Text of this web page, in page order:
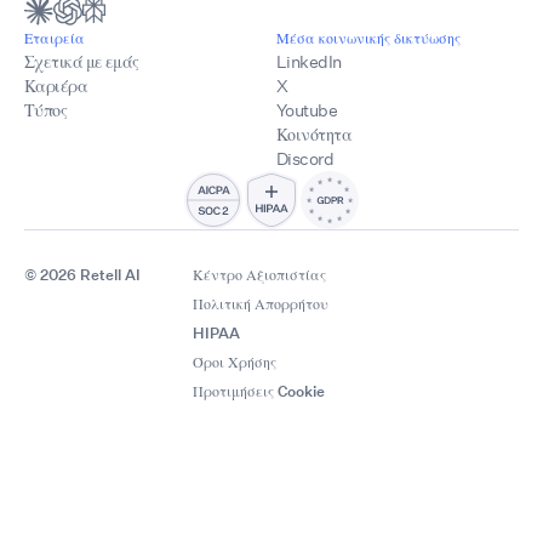
Εταιρεία
Σχετικά με εμάς
Καριέρα
Τύπος
Μέσα κοινωνικής δικτύωσης
LinkedIn
X
Youtube
Κοινότητα
Discord
© 2026 Retell AI
Κέντρο Αξιοπιστίας
Πολιτική Απορρήτου
HIPAA
Όροι Χρήσης
Προτιμήσεις Cookie